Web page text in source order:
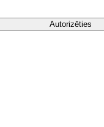
Autorizēties